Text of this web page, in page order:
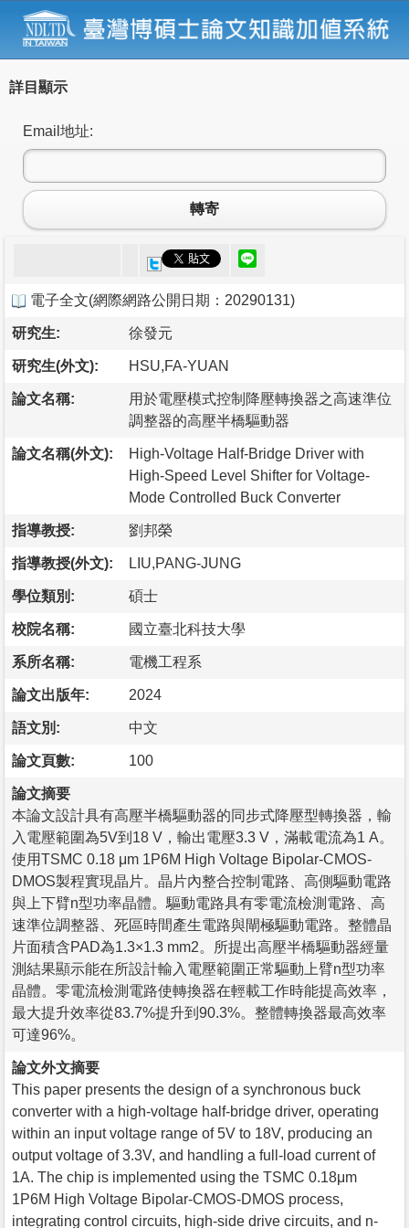
詳目顯示
Email地址:
轉寄
電子全文(網際網路公開日期：20290131)
研究生: 徐發元
研究生(外文): HSU,FA-YUAN
論文名稱:
用於電壓模式控制降壓轉換器之高速準位
調整器的高壓半橋驅動器
論文名稱(外文):
High-Voltage Half-Bridge Driver with
High-Speed Level Shifter for Voltage-
Mode Controlled Buck Converter
指導教授: 劉邦榮
指導教授(外文): LIU,PANG-JUNG
學位類別: 碩士
校院名稱: 國立臺北科技大學
系所名稱: 電機工程系
論文出版年: 2024
語文別: 中文
論文頁數: 100
論文摘要
本論文設計具有高壓半橋驅動器的同步式降壓型轉換器，輸
入電壓範圍為5V到18 V，輸出電壓3.3 V，滿載電流為1 A。
使用TSMC 0.18 μm 1P6M High Voltage Bipolar-CMOS-
DMOS製程實現晶片。晶片內整合控制電路、高側驅動電路
與上下臂n型功率晶體。驅動電路具有零電流檢測電路、高
速準位調整器、死區時間產生電路與閘極驅動電路。整體晶
片面積含PAD為1.3×1.3 mm2。所提出高壓半橋驅動器經量
測結果顯示能在所設計輸入電壓範圍正常驅動上臂n型功率
晶體。零電流檢測電路使轉換器在輕載工作時能提高效率，
最大提升效率從83.7%提升到90.3%。整體轉換器最高效率
可達96%。
論文外文摘要
This paper presents the design of a synchronous buck
converter with a high-voltage half-bridge driver, operating
within an input voltage range of 5V to 18V, producing an
output voltage of 3.3V, and handling a full-load current of
1A. The chip is implemented using the TSMC 0.18μm
1P6M High Voltage Bipolar-CMOS-DMOS process,
integrating control circuits, high-side drive circuits, and n-